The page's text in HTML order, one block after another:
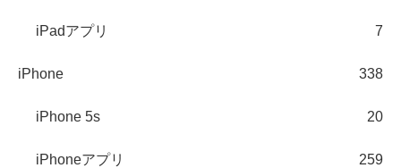
iPadアプリ 7
iPhone 338
iPhone 5s 20
iPhoneアプリ 259